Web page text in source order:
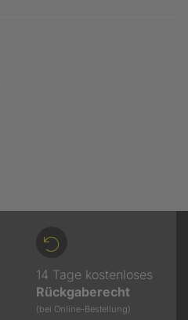
14 Tage kostenloses
Rückgaberecht
(bei Online-Bestellung)